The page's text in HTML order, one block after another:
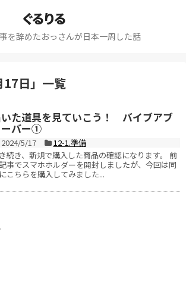
ぐるりる
を辞めたおっさんが日本一周した話
日」 一覧
た道具を見ていこう！ バイブアブ
バー①
2024/5/17
12-1.準備
続き、新規で購入した商品の確認になります。 前
事でスマホホルダーを開封しましたが、今回は同
こちらを購入してみました...